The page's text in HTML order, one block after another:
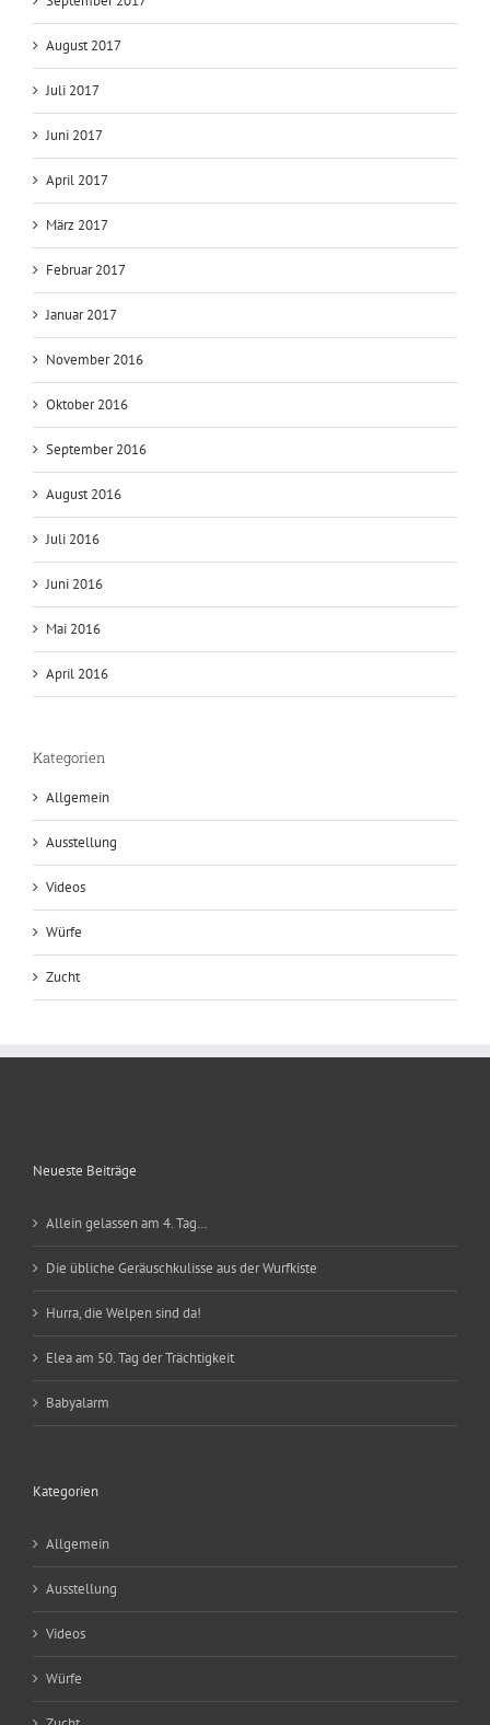
August 2017
Juli 2017
Juni 2017
April 2017
März 2017
Februar 2017
Januar 2017
November 2016
Oktober 2016
September 2016
August 2016
Juli 2016
Juni 2016
Mai 2016
April 2016
Kategorien
Allgemein
Ausstellung
Videos
Würfe
Zucht
Neueste Beiträge
Allein gelassen am 4. Tag…
Die übliche Geräuschkulisse aus der Wurfkiste
Hurra, die Welpen sind da!
Elea am 50. Tag der Trächtigkeit
Babyalarm
Kategorien
Allgemein
Ausstellung
Videos
Würfe